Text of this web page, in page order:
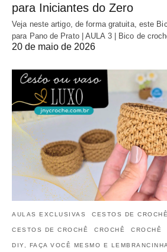
para Iniciantes do Zero
Veja neste artigo, de forma gratuita, este
para Pano de Prato | AULA 3 | Bico de
20 de maio de 2026
AULAS EXCLUSIVAS CESTOS DE CROCHÊ
CESTOS DE CROCHÊ CROCHÊ CROCHÊ
DIY, FAÇA VOCÊ MESMO E